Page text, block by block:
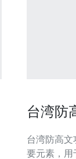
台湾防
台湾防高文功放：最佳
要元素，用